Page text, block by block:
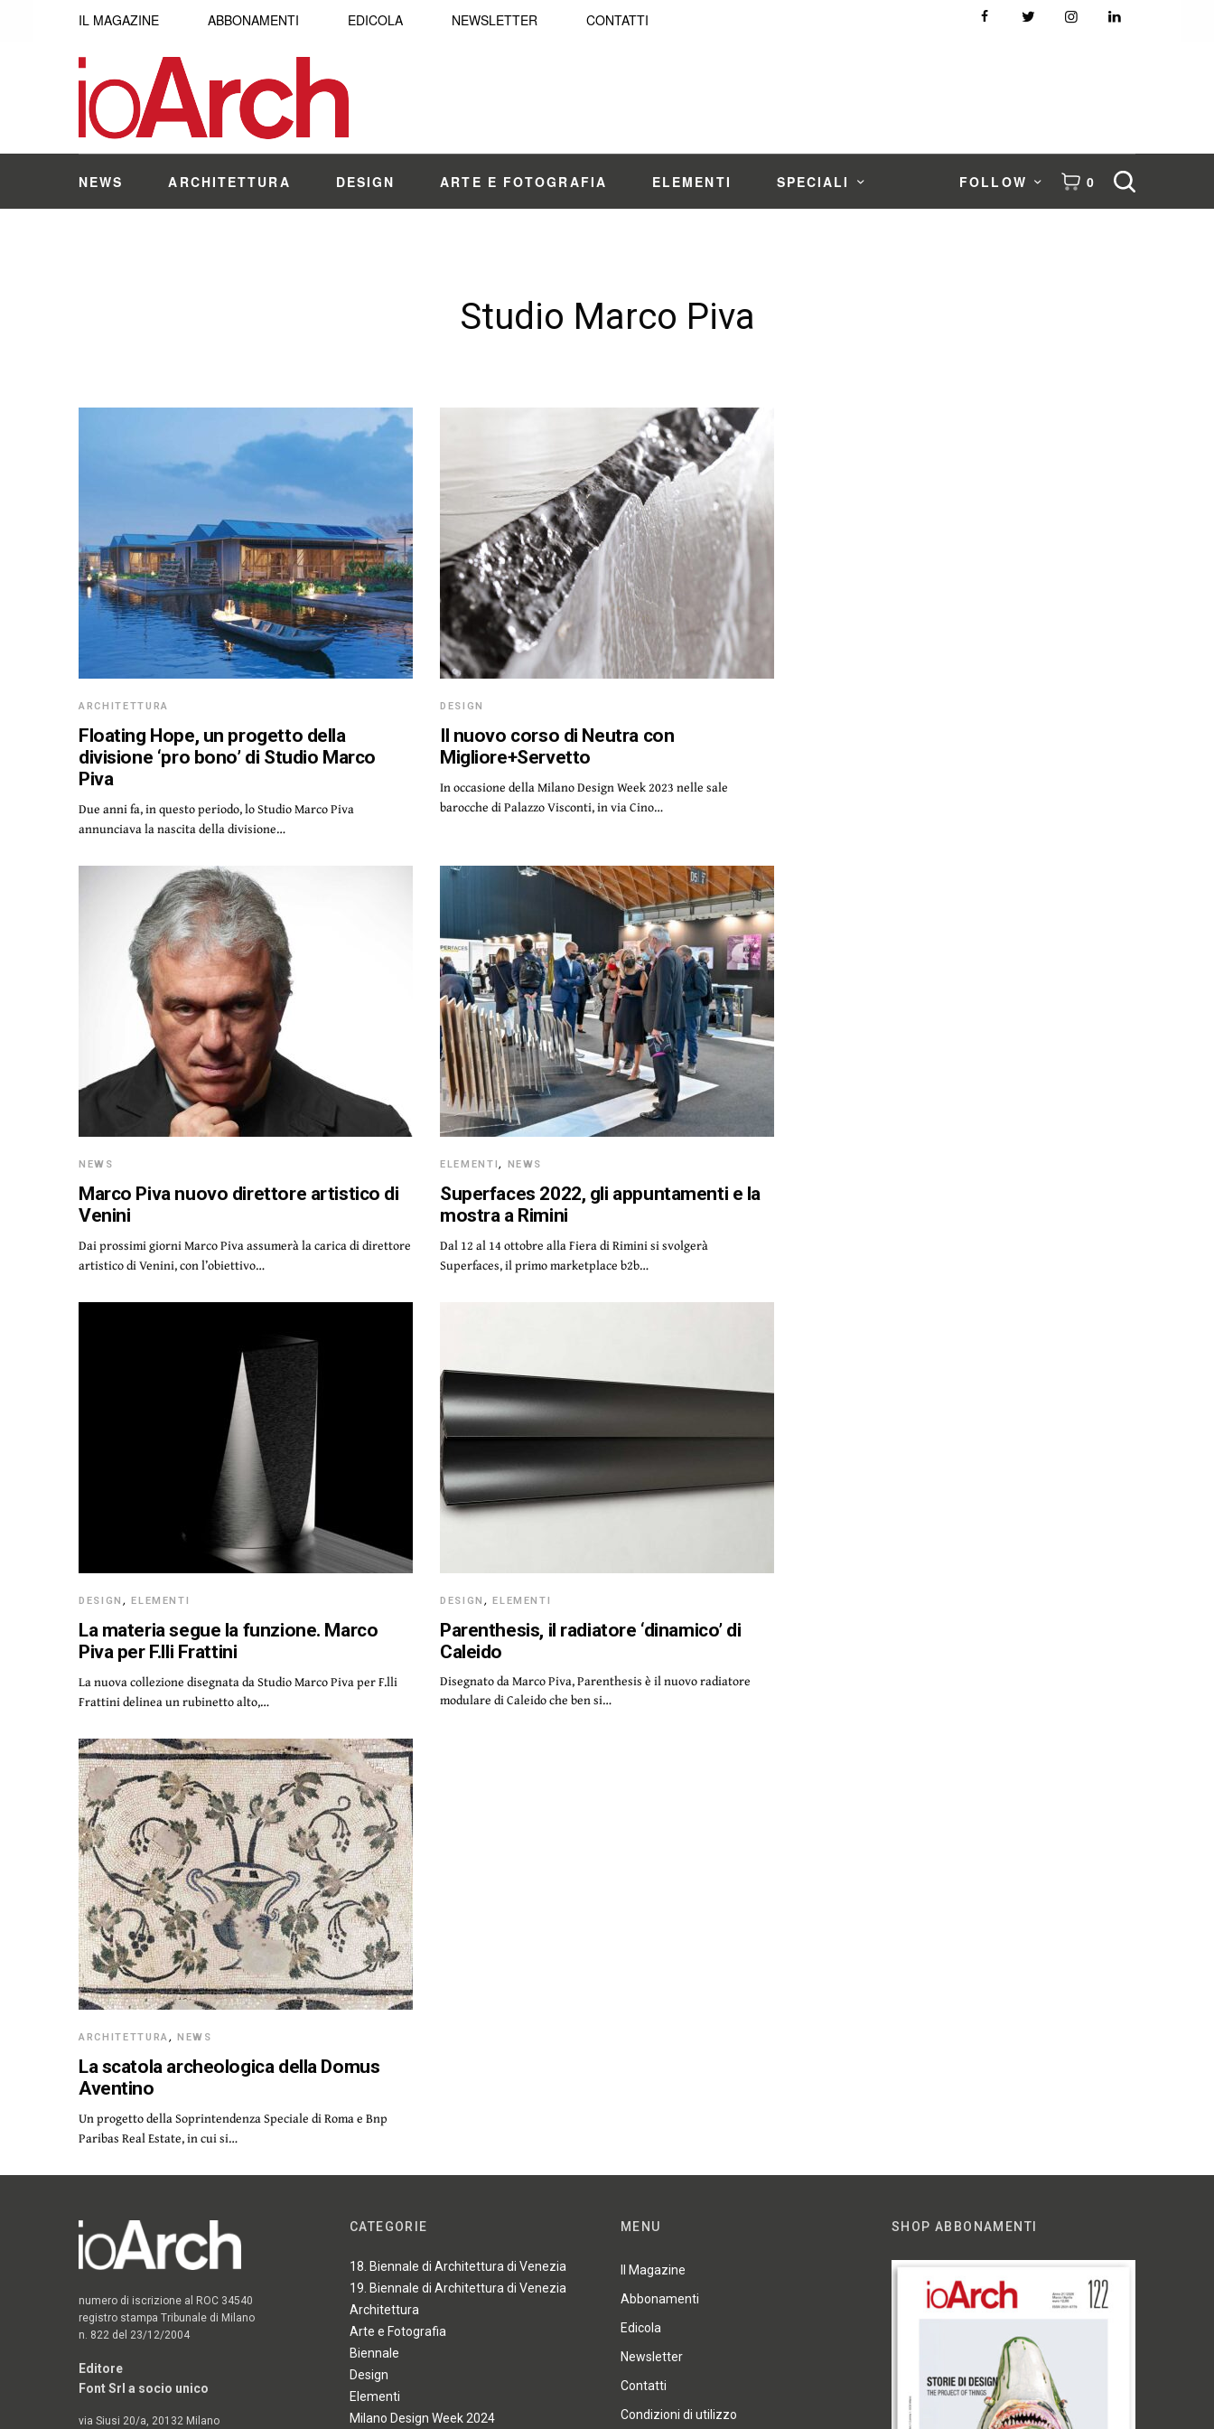
IL MAGAZINE ABBONAMENTI EDICOLA NEWSLETTER CONTATTI
NEWS ARCHITETTURA DESIGN ARTE E FOTOGRAFIA ELEMENTI SPECIALI FOLLOW 0
Studio Marco Piva
ARCHITETTURA
Floating Hope, un progetto della
divisione ‘pro bono’ di Studio Marco
Piva
Due anni fa, in questo periodo, lo Studio Marco Piva
annunciava la nascita della divisione…
DESIGN
Il nuovo corso di Neutra con
Migliore+Servetto
In occasione della Milano Design Week 2023 nelle sale
barocche di Palazzo Visconti, in via Cino…
NEWS
Marco Piva nuovo direttore artistico di
Venini
Dai prossimi giorni Marco Piva assumerà la carica di direttore
artistico di Venini, con l’obiettivo…
ELEMENTI, NEWS
Superfaces 2022, gli appuntamenti e la
mostra a Rimini
Dal 12 al 14 ottobre alla Fiera di Rimini si svolgerà
Superfaces, il primo marketplace b2b…
DESIGN ,ELEMENTI
La materia segue la funzione. Marco
Piva per F.lli Frattini
La nuova collezione disegnata da Studio Marco Piva per F.lli
Frattini delinea un rubinetto alto,…
DESIGN ,ELEMENTI
Parenthesis, il radiatore ‘dinamico’ di
Caleido
Disegnato da Marco Piva, Parenthesis è il nuovo radiatore
modulare di Caleido che ben si…
ARCHITETTURA,NEWS
La scatola archeologica della Domus
Aventino
Un progetto della Soprintendenza Speciale di Roma e Bnp
Paribas Real Estate, in cui si…
numero di iscrizione al ROC 34540
registro stampa Tribunale di Milano
n. 822 del 23/12/2004
Editore
Font Srl a socio unico
via Siusi 20/a, 20132 Milano
CATEGORIE
18. Biennale di Architettura di Venezia
19. Biennale di Architettura di Venezia
Architettura
Arte e Fotografia
Biennale
Design
Elementi
Milano Design Week 2024
MENU
Il Magazine
Abbonamenti
Edicola
Newsletter
Contatti
Condizioni di utilizzo
SHOP ABBONAMENTI